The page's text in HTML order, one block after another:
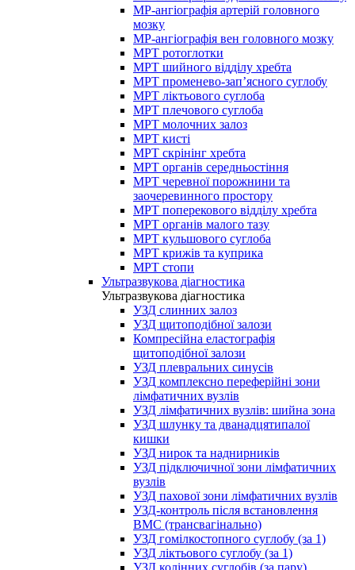
МР-ангіографія артерій головного
мозку
МР-ангіографія вен головного мозку
МРТ ротоглотки
МРТ шийного відділу хребта
МРТ променево-зап’ясного суглобу
МРТ ліктьового суглоба
МРТ плечового суглоба
МРТ молочних залоз
МРТ кисті
МРТ скрінінг хребта
МРТ органів середньостіння
МРТ черевної порожнини та
заочеревинного простору
МРТ поперекового відділу хребта
МРТ органів малого тазу
МРТ кульшового суглоба
МРТ крижів та куприка
МРТ стопи
Ультразвукова діагностика
Ультразвукова діагностика
УЗД слинних залоз
УЗД щитоподібної залози
Компресійна еластографія
щитоподібної залози
УЗД плевральних синусів
УЗД комплексно переферійні зони
лімфатичних вузлів
УЗД лімфатичних вузлів: шийна зона
УЗД шлунку та дванадцятипалої
кишки
УЗД нирок та наднирників
УЗД підключичної зони лімфатичних
вузлів
УЗД пахової зони лімфатичних вузлів
УЗД-контроль після встановлення
ВМС (трансвагінально)
УЗД гомілкостопного суглобу (за 1)
УЗД ліктьового суглобу (за 1)
УЗД колінних суглобів (за пару)